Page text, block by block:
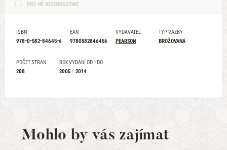
PRO MĚ NEZOBRAZOVAT
ISBN
978-0-582-84645-6
EAN
9780582846456
VYDAVATEL
PEARSON
TYP VAZBY
BROŽOVANÁ
POČET STRAN
208
ROK VYDÁNÍ OD - DO
2005 - 2014
Mohlo by vás zajímat